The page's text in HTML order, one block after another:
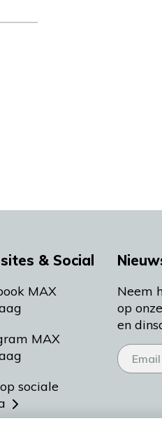
& Social
MAX
MAX
sociale
Neem
op
en